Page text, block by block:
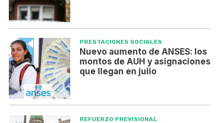
PRESTACIONES SOCIALES
Nuevo aumento de ANSES: los
montos de AUH y asignaciones
que llegan en julio
REFUERZO PREVISIONAL